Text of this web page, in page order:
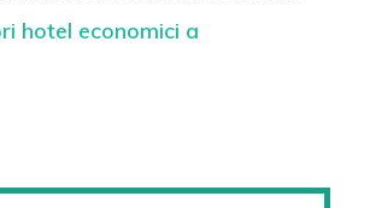
hotel economici a